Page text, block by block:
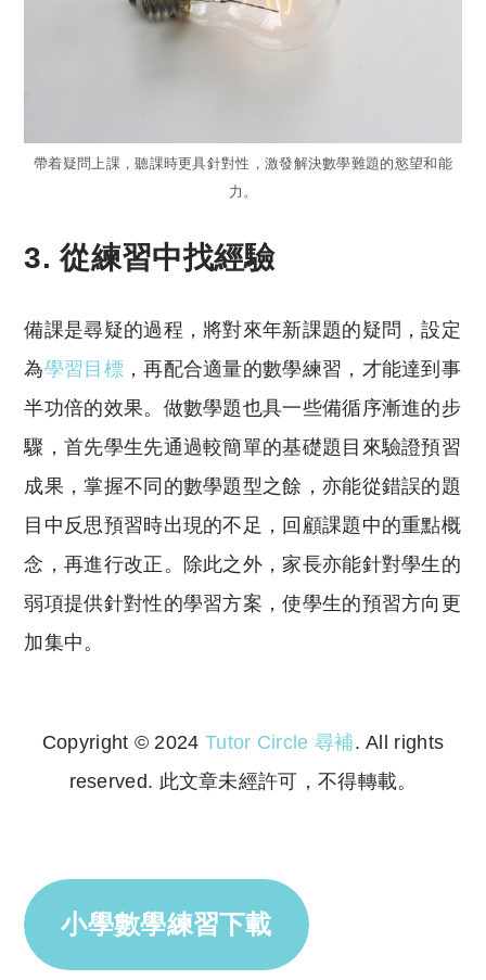
帶着疑問上課，聽課時更具針對性，激發解決數學難題的慾望和能
力。
3. 從練習中找經驗
備課是尋疑的過程，將對來年新課題的疑問，設定
為學習目標，再配合適量的數學練習，才能達到事
半功倍的效果。做數學題也具一些備循序漸進的步
驟，首先學生先通過較簡單的基礎題目來驗證預習
成果，掌握不同的數學題型之餘，亦能從錯誤的題
目中反思預習時出現的不足，回顧課題中的重點概
念，再進行改正。除此之外，家長亦能針對學生的
弱項提供針對性的學習方案，使學生的預習方向更
加集中。
Copyright © 2024 Tutor Circle 尋補. All rights
reserved. 此文章未經許可，不得轉載。
小學數學練習下載